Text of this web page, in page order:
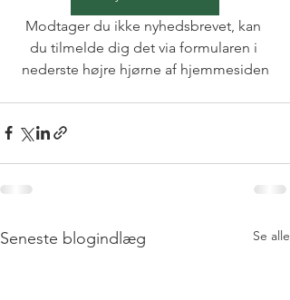
Modtager du ikke nyhedsbrevet, kan
du tilmelde dig det via formularen i
nederste højre hjørne af hjemmesiden
Seneste blogindlæg Se alle